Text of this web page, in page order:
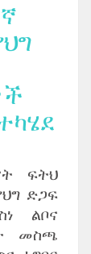
ፍትህ
ድጋፍ
ልቦና
መስጫ